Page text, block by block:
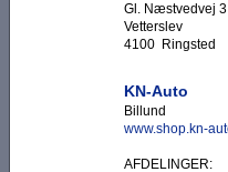
Gl. Næstvedvej 3
Vetterslev
4100 Ringsted
KN-Auto
Billund
www.shop.kn-
AFDELINGER: